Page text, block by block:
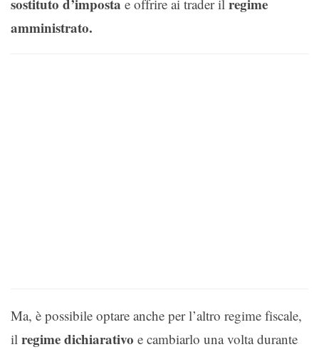
e offrire ai trader il
amministrato.
Ma, è possibile optare anche per l’altro regime fiscale,
il regime dichiarativo e cambiarlo una volta durante